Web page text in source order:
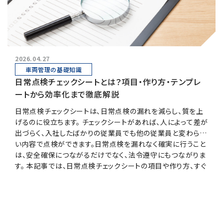
2026.04.27
車両管理の基礎知識
日常点検チェックシートとは？項目・作り方・テンプレ
ートから効率化まで徹底解説
日常点検チェックシートは、日常点検の漏れを減らし、質を上
げるのに役立ちます。 チェックシートがあれば、人によって差が
出づらく、入社したばかりの従業員でも他の従業員と変わらな
い内容で点検ができます。日常点検を漏れなく確実に行うこと
は、安全確保につながるだけでなく、法令遵守にもつながりま
す。 本記事では、日常点検チェックシートの項目や作り方、すぐ